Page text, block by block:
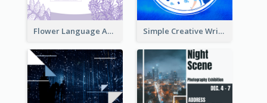
Flower Language And Calligraphy Instagram Post Simple Creative Writing Quote Instagram Post